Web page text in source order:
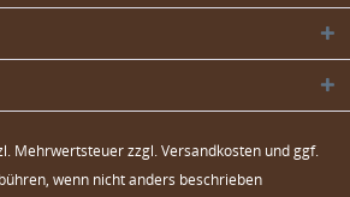
Mehrwertsteuer zzgl.Versandkosten und ggf.
wenn nicht anders beschrieben